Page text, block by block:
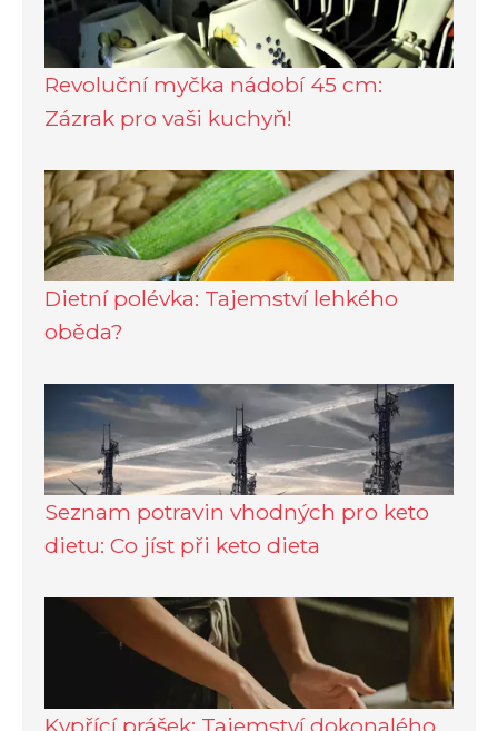
Revoluční myčka nádobí 45 cm:
Zázrak pro vaši kuchyň!
Dietní polévka: Tajemství lehkého
oběda?
Seznam potravin vhodných pro keto
dietu: Co jíst při keto dieta
Kypřící prášek: Tajemství dokonalého